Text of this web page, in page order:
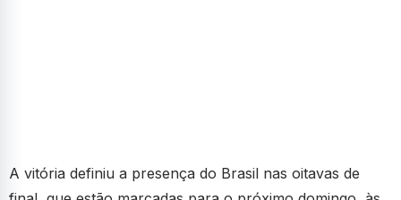
A vitória definiu a presença do Brasil nas oitavas de